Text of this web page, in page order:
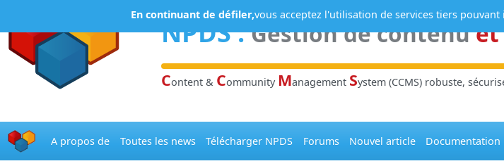
NPDS:Gestion de contenuet
Content & Community Management System (CCMS) robuste,
A propos de Toutes les news Télécharger NPDS Forums Nouvel article Documentation
En continuant de défiler,vous acceptez l'utilisation de services tiers